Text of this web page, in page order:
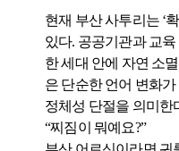
현재 부산 사투리는 ‘
있다. 공공기관과 교
한 세대 안에 자연 소
은 단순한 언어 변화
정체성 단절을 의미한
“찌짐이 뭐예요?”